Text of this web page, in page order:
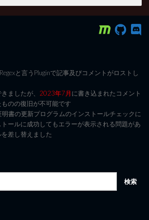
と言うPluginで記事及びコメントがロストし
ましたが、 2023年7月に書き込まれたコメント
のの復旧が不可能です
書の更新プログラムのインストールチェックに
ールに成功してもエラーが表示される問題があ
差し替えました